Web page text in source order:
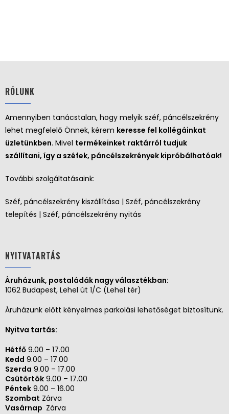
RÓLUNK
Amennyiben tanácstalan, hogy melyik széf, páncélszekrény
lehet megfelelő Önnek, kérem keresse fel kollégáinkat
üzletünkben. Mivel termékeinket raktárról tudjuk
szállítani, így a széfek, páncélszekrények kipróbálhatóak!
További szolgáltatásaink:
Széf, páncélszekrény kiszállítása | Széf, páncélszekrény
telepítés | Széf, páncélszekrény nyitás
NYITVATARTÁS
Áruházunk, postaládák nagy választékban:
1062 Budapest, Lehel út 1/C (Lehel tér)
Áruházunk előtt kényelmes parkolási lehetőséget biztosítunk.
Nyitva tartás:
Hétfő 9.00 – 17.00
Kedd 9.00 – 17.00
Szerda 9.00 – 17.00
Csütörtök 9.00 – 17.00
Péntek 9.00 – 16.00
Szombat Zárva
Vasárnap Zárva